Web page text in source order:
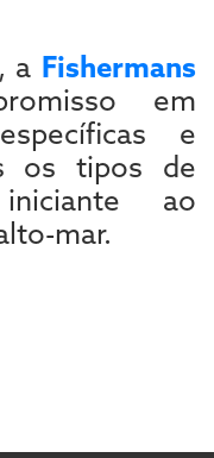
a Fishermans
em
e
os tipos de
ao
mar.